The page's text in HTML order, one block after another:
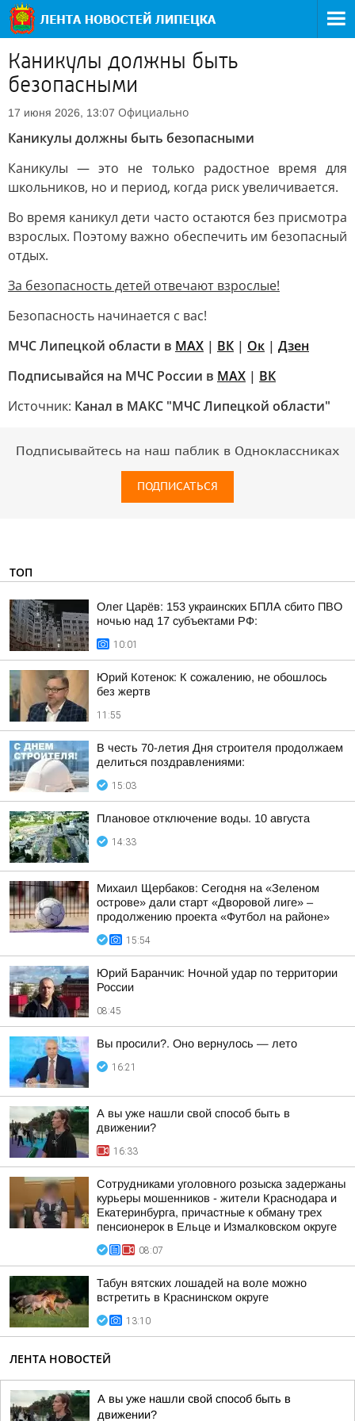
Каникулы должны быть
безопасными
17 июня 2026, 13:07 Официально
Каникулы должны быть безопасными
Каникулы — это не только радостное время для
школьников, но и период, когда риск увеличивается.
Во время каникул дети часто остаются без присмотра
взрослых. Поэтому важно обеспечить им безопасный
отдых.
За безопасность детей отвечают взрослые!
Безопасность начинается с вас!
МЧС Липецкой области в МАХ | ВК | Ок | Дзен
Подписывайся на МЧС России в MAX | ВК
Источник: Канал в МАКС "МЧС Липецкой области"
Подписывайтесь на наш паблик в Одноклассниках
ПОДПИСАТЬСЯ
ТОП
Олег Царёв: 153 украинских БПЛА сбито ПВО
ночью над 17 субъектами РФ:
10:01
Юрий Котенок: К сожалению, не обошлось
без жертв
11:55
В честь 70-летия Дня строителя продолжаем
делиться поздравлениями:
15:03
Плановое отключение воды. 10 августа
14:33
Михаил Щербаков: Сегодня на «Зеленом
острове» дали старт «Дворовой лиге» –
продолжению проекта «Футбол на районе»
15:54
Юрий Баранчик: Ночной удар по территории
России
08:45
Вы просили?. Оно вернулось — лето
16:21
А вы уже нашли свой способ быть в
движении?
16:33
Сотрудниками уголовного розыска задержаны
курьеры мошенников - жители Краснодара и
Екатеринбурга, причастные к обману трех
пенсионерок в Ельце и Измалковском округе
08:07
Табун вятских лошадей на воле можно
встретить в Краснинском округе
13:10
ЛЕНТА НОВОСТЕЙ
А вы уже нашли свой способ быть в
движении?